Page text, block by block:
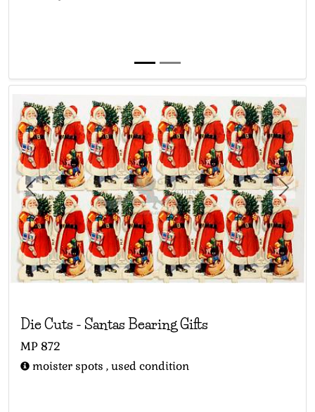
Die Cuts - Santas Bearing Gifts
MP872
moister spots , used condition
Previous Next